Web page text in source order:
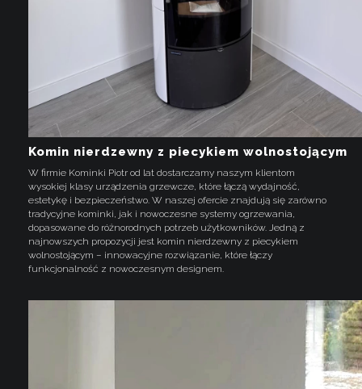
Komin nierdzewny z piecykiem wolnostojącym
W firmie Kominki Piotr od lat dostarczamy naszym klientom
wysokiej klasy urządzenia grzewcze, które łączą wydajność,
estetykę i bezpieczeństwo. W naszej ofercie znajdują się zarówno
tradycyjne kominki, jak i nowoczesne systemy ogrzewania,
dopasowane do różnorodnych potrzeb użytkowników. Jedną z
najnowszych propozycji jest komin nierdzewny z piecykiem
wolnostojącym – innowacyjne rozwiązanie, które łączy
funkcjonalność z nowoczesnym designem.